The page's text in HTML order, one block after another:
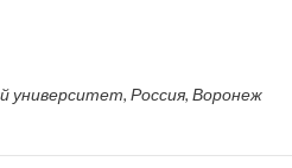
университет, Россия, Воронеж